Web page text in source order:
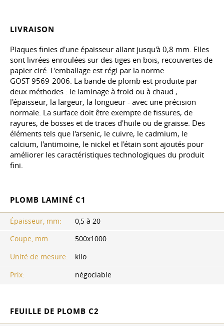
LIVRAISON
Plaques finies d'une épaisseur allant jusqu'à 0,8 mm. Elles
sont livrées enroulées sur des tiges en bois, recouvertes de
papier ciré. L'emballage est régi par la norme
GOST 9569-2006 . La bande de plomb est produite par
deux méthodes : le laminage à froid ou à chaud ;
l'épaisseur, la largeur, la longueur - avec une précision
normale. La surface doit être exempte de fissures, de
rayures, de bosses et de traces d'huile ou de graisse. Des
éléments tels que l'arsenic, le cuivre, le cadmium, le
calcium, l'antimoine, le nickel et l'étain sont ajoutés pour
améliorer les caractéristiques technologiques du produit
fini.
PLOMB LAMINÉ C1
Épaisseur, mm:
0,5 à 20
Coupe, mm:
500x1000
Unité de mesure:
kilo
Prix:
négociable
FEUILLE DE PLOMB C2